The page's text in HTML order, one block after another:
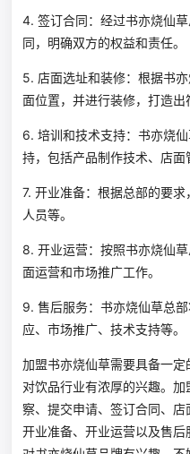
4. 签订合同：经过书亦烧仙
同，明确双方的权益和责任。
5. 店面选址和装修：根据书
面位置，并进行装修，打造出
6. 培训和技术支持：书亦烧
持，包括产品制作技术、店面
7. 开业准备：根据总部的要求
人员等。
8. 开业运营：按照书亦烧仙
面运营和市场推广工作。
9. 售后服务：书亦烧仙草总
应、市场推广、技术支持等。
加盟书亦烧仙草需要具备一
对饮品行业有浓厚的兴趣。
察、提交申请、签订合同、店
开业准备、开业运营以及售